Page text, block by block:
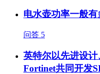
电水壶功率一般
问答 5
英特尔以先进设
Fortinet共同开发